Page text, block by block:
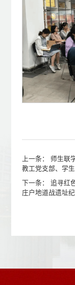
上一条： 师生联
教工党支部、学
下一条： 追寻红
庄户地道战遗址